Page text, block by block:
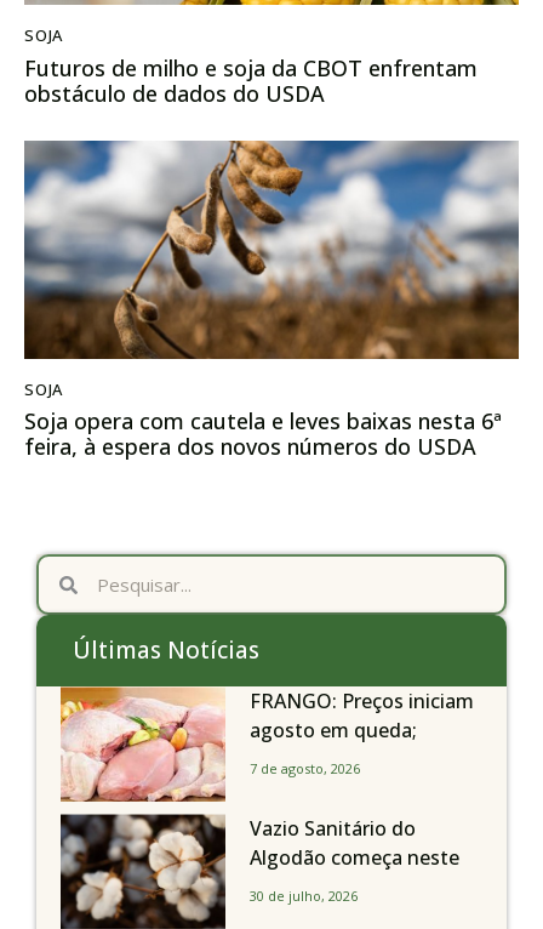
SOJA
Futuros de milho e soja da CBOT enfrentam
obstáculo de dados do USDA
SOJA
Soja opera com cautela e leves baixas nesta 6ª
feira, à espera dos novos números do USDA
Últimas Notícias
FRANGO: Preços iniciam
agosto em queda;
exportações avançam
7 de agosto, 2026
Vazio Sanitário do
Algodão começa neste
sábado, dia 1º de agosto,
30 de julho, 2026